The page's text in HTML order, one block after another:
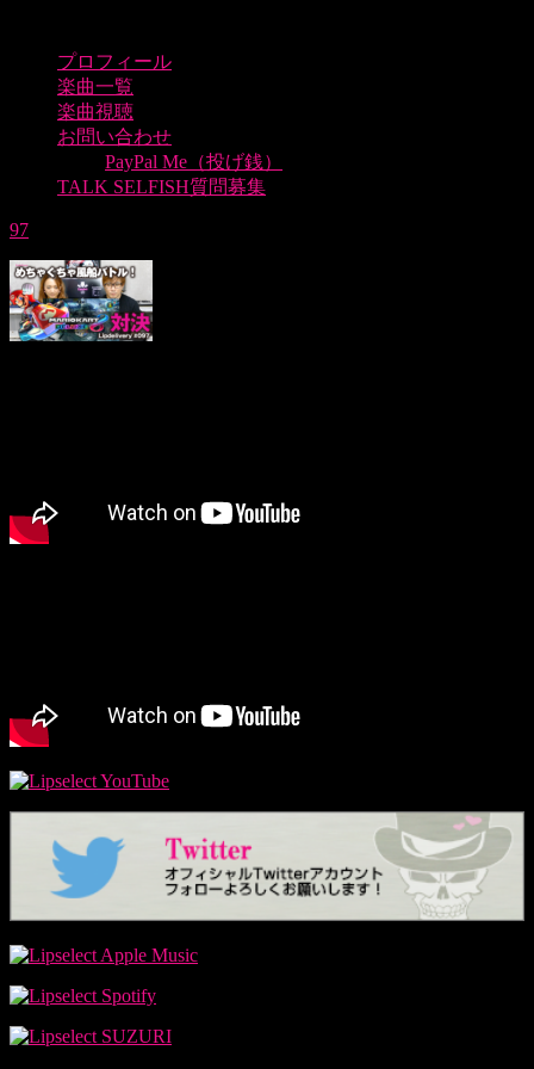
プロフィール
楽曲一覧
楽曲視聴
お問い合わせ
PayPal Me（投げ銭）
TALK SELFISH質問募集
97